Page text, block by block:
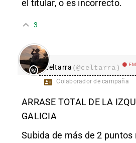
el titular, o es incorrecto.
3
celtarra (@celtarra)
Colaborador de campaña
ARRASE TOTAL DE LA
GALICIA
Subida de más de 2 puntos